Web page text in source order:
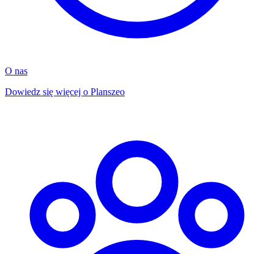
O nas
Dowiedz się więcej o Planszeo